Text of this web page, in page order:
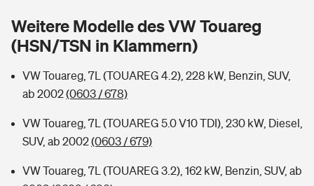
Hochwasser-Check: Wie gefährdet ist Ihr Haus?
Sie haben Fragen?
Private Cyberversicherung
Zur Übersicht
Tools
Rentenrechner: Wie viel Geld bekomme ich im Alter?
Weitere Modelle des VW Touareg
(HSN/TSN in Klammern)
VW Touareg, 7L (TOUAREG 4.2), 228 kW, Benzin, SUV,
ab 2002(0603 / 678)
VW Touareg, 7L (TOUAREG 5.0 V10 TDI), 230 kW, Diesel,
SUV, ab 2002(0603 / 679)
VW Touareg, 7L (TOUAREG 3.2), 162 kW, Benzin, SUV, ab